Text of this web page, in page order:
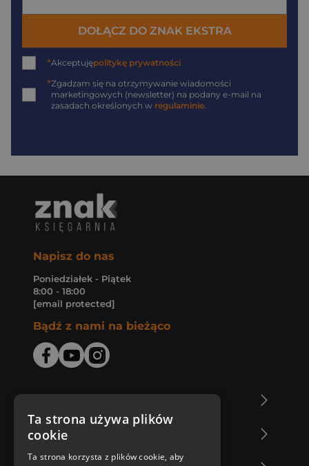
DOŁĄCZ DO ZNAK EKSTRA
*Akceptujępolitykę prywatności
*Zgadzam się na otrzymywanie wiadomości
marketingowych (newsletter) na podany e-mail na
zasadach określonych w regulaminie.
Napisz do nas
Poniedziałek - Piątek
8:00 - 18:00
[email protected]
Bądź z nami na bieżąco
Zakupy u nas
Ta strona używa plików
cookie
Ta strona korzysta z plików cookie, aby